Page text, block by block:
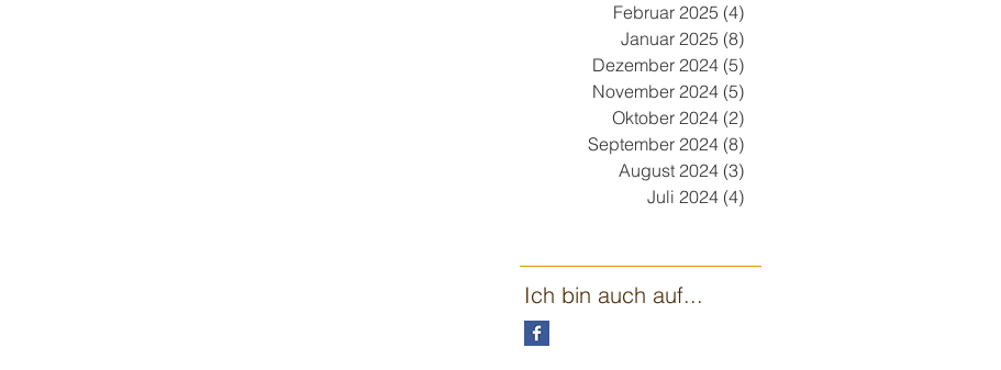
Februar 2025 (4)
Januar 2025 (8)
Dezember 2024 (5)
November 2024 (5)
Oktober 2024 (2)
September 2024 (8)
August 2024 (3)
Juli 2024 (4)
Ich bin auch auf...